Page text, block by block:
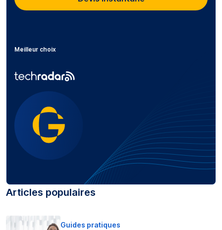
Meilleur choix
Articles populaires
Guides pratiques